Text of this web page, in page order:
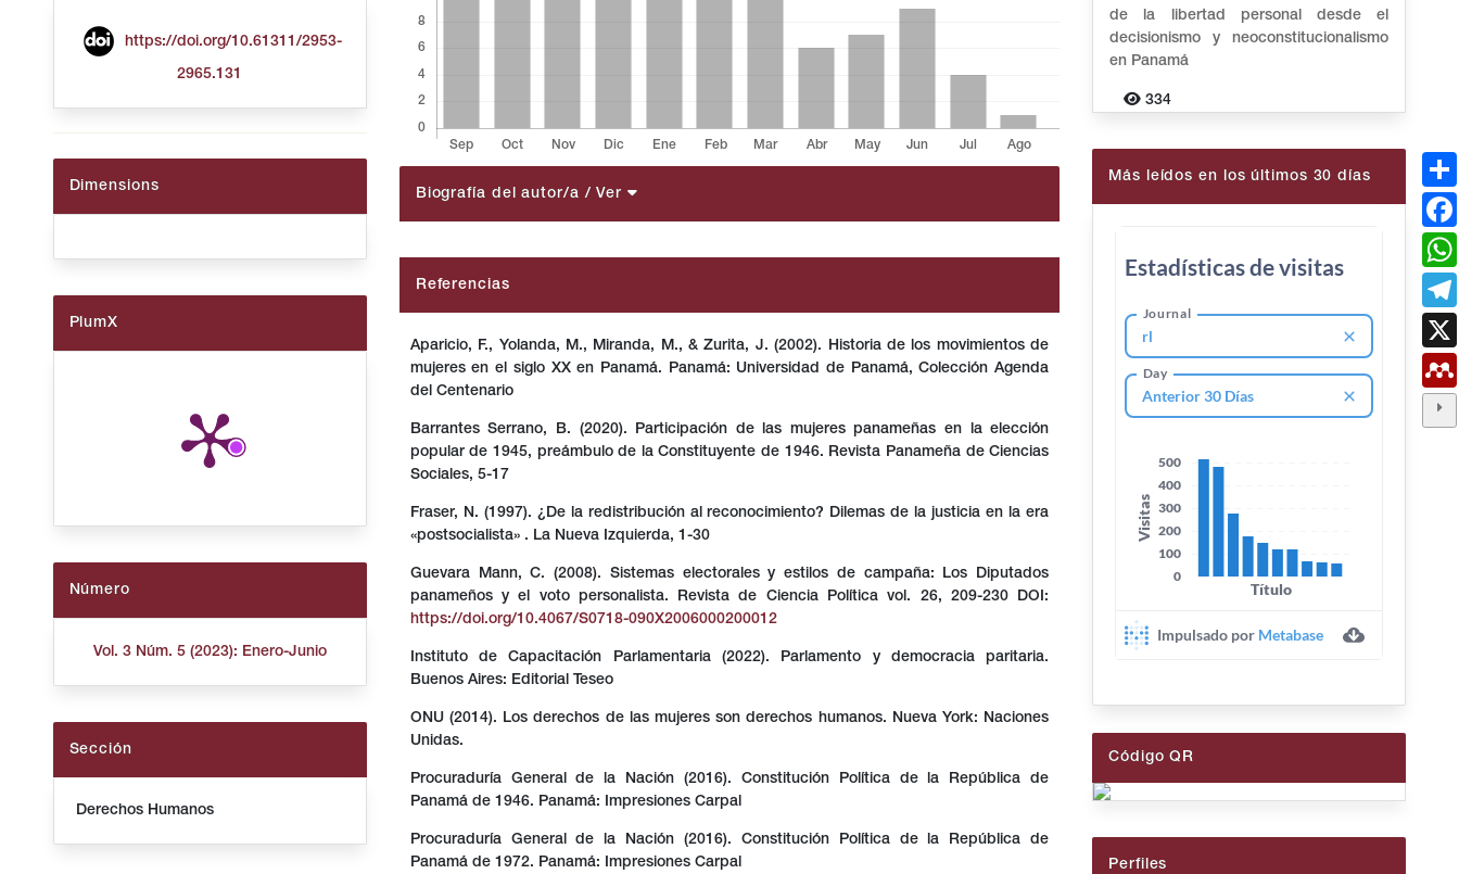
https://doi.org/10.61311/2953-
2965.131
Dimensions
PlumX
Número
Vol. 3 Núm. 5 (2023): Enero-Junio
Sección
Derechos Humanos
Biografía del autor/a / Ver
Referencias
Aparicio, F., Yolanda, M., Miranda, M., & Zurita, J. (2002). Historia de los movimientos de
mujeres en el siglo XX en Panamá. Panamá: Universidad de Panamá, Colección Agenda
del Centenario
Barrantes Serrano, B. (2020). Participación de las mujeres panameñas en la elección
popular de 1945, preámbulo de la Constituyente de 1946. Revista Panameña de Ciencias
Sociales, 5-17
Fraser, N. (1997). ¿De la redistribución al reconocimiento? Dilemas de la justicia en la era
«postsocialista» . La Nueva Izquierda, 1-30
Guevara Mann, C. (2008). Sistemas electorales y estilos de campaña: Los Diputados
panameños y el voto personalista. Revista de Ciencia Política vol. 26, 209-230 DOI:
https://doi.org/10.4067/S0718-090X2006000200012
Instituto de Capacitación Parlamentaria (2022). Parlamento y democracia paritaria.
Buenos Aires: Editorial Teseo
ONU (2014). Los derechos de las mujeres son derechos humanos. Nueva York: Naciones
Unidas.
Procuraduría General de la Nación (2016). Constitución Política de la República de
Panamá de 1946. Panamá: Impresiones Carpal
Procuraduría General de la Nación (2016). Constitución Política de la República de
Panamá de 1972. Panamá: Impresiones Carpal
de la libertad personal desde el
decisionismo y neoconstitucionalismo
en Panamá
334
Más leídos en los últimos 30 días
Código QR
Perfiles